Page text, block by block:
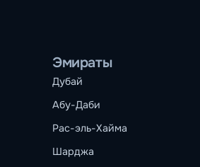
Эмираты
Дубай
Абу-Даби
Рас-эль-Хайма
Шарджа